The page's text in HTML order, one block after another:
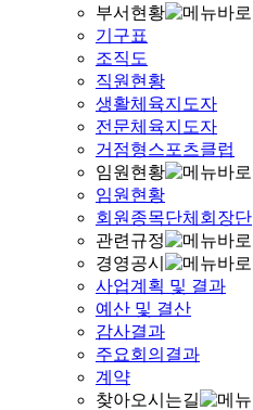
부서현황
기구표
조직도
직원현황
생활체육지도자
전문체육지도자
거점형스포츠클럽
임원현황
임원현황
회원종목단체회장단
관련규정
경영공시
사업계획 및 결과
예산 및 결산
감사결과
주요회의결과
계약
찾아오시는길